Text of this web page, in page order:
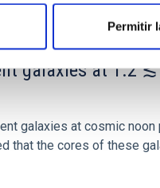
Permitir
galaxies at 1.2
galaxies at cosmic
that the cores of these